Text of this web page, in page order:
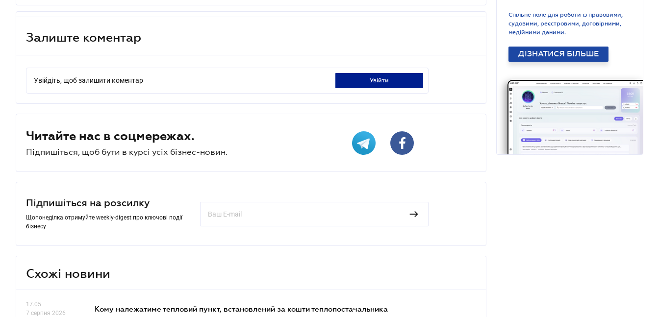
Залиште коментар
Увійдіть, щоб залишити коментар увійти
Читайте нас в соцмережах.
Підпишіться, щоб бути в курсі усіх бізнес-новин.
Підпишіться на розсилку
Щопонеділка отримуйте weekly-digest про ключові події
бізнесу
Схожі новини
17.05
7 серпня 2026
Кому належатиме тепловий пункт, встановлений за кошти теплопостачальника
Спільне поле для роботи із правовими,
судовими, реєстровими, договірними,
медійними даними.
ДІЗНАТИСЯ БІЛЬШЕ